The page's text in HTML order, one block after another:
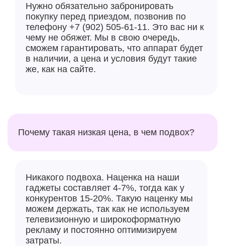
Нужно обязательно забронировать
покупку перед приездом, позвонив по
телефону +7 (902) 505-61-11. Это вас ни к
чему не обяжет. Мы в свою очередь,
сможем гарантировать, что аппарат будет
в наличии, а цена и условия будут такие
же, как на сайте.
Почему такая низкая цена, в чем подвох?
Никакого подвоха. Наценка на наши
гаджеты составляет 4-7%, тогда как у
конкурентов 15-20%. Такую наценку мы
можем держать, так как не используем
телевизионную и широкоформатную
рекламу и постоянно оптимизируем
затраты.